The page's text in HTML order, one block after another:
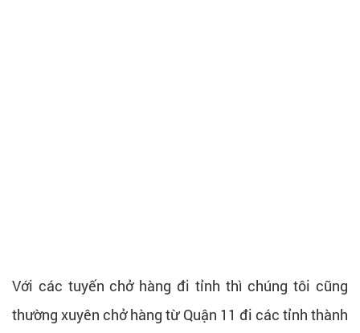
Với các tuyến chở hàng đi tỉnh thì chúng tôi cũng
thường xuyên chở hàng từ Quận 11 đi các tỉnh thành